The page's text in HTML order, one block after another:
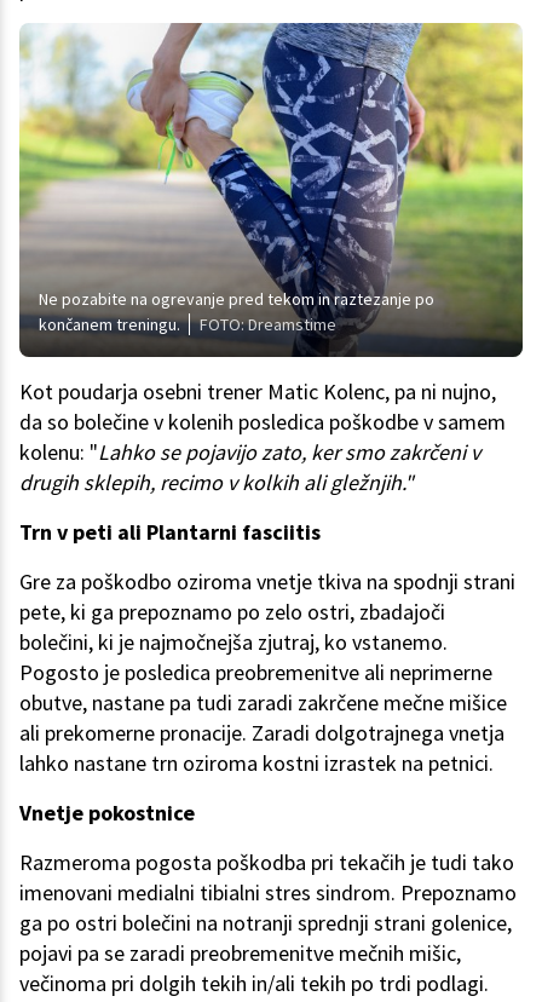
Ne pozabite na ogrevanje pred tekom in raztezanje po
končanem treningu.
FOTO: Dreamstime
Kot poudarja osebni trener Matic Kolenc, pa ni nujno,
da so bolečine v kolenih posledica poškodbe v samem
kolenu: "Lahko se pojavijo zato, ker smo zakrčeni v
drugih sklepih, recimo v kolkih ali gležnjih."
Trn v peti ali Plantarni fasciitis
Gre za poškodbo oziroma vnetje tkiva na spodnji strani
pete, ki ga prepoznamo po zelo ostri, zbadajoči
bolečini, ki je najmočnejša zjutraj, ko vstanemo.
Pogosto je posledica preobremenitve ali neprimerne
obutve, nastane pa tudi zaradi zakrčene mečne mišice
ali prekomerne pronacije. Zaradi dolgotrajnega vnetja
lahko nastane trn oziroma kostni izrastek na petnici.
Vnetje pokostnice
Razmeroma pogosta poškodba pri tekačih je tudi tako
imenovani medialni tibialni stres sindrom. Prepoznamo
ga po ostri bolečini na notranji sprednji strani golenice,
pojavi pa se zaradi preobremenitve mečnih mišic,
večinoma pri dolgih tekih in/ali tekih po trdi podlagi.